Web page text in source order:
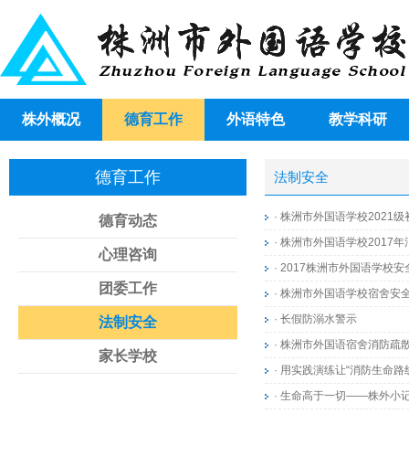
株外概况 德育工作 外语特色 教学科研
德育工作
德育动态
心理咨询
团委工作
法制安全
家长学校
法制安全
· 株洲市外国语学校2021级
· 株洲市外国语学校2017年
· 2017株洲市外国语学校安
· 株洲市外国语学校宿舍安
· 长假防溺水警示
· 株洲市外国语宿舍消防疏
· 用实践演练让“消防生命路
· 生命高于一切——株外小